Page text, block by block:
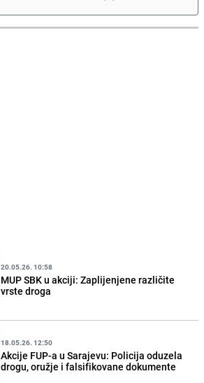
20.05.26. 10:58
MUP SBK u akciji: Zaplijenjene različite
vrste droga
18.05.26. 12:50
Akcije FUP-a u Sarajevu: Policija oduzela
drogu, oružje i falsifikovane dokumente